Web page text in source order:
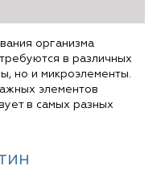
организма
в различных
но и микроэлементы.
элементов
в самых разных